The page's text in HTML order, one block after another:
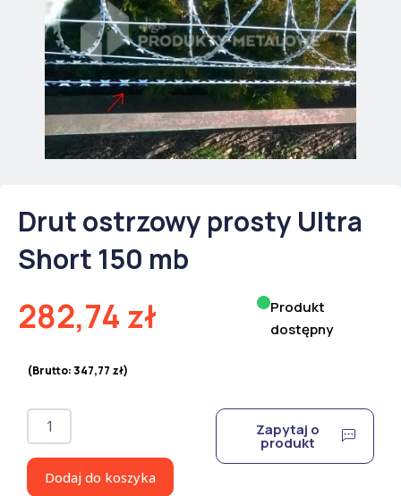
Drut ostrzowy prosty Ultra
Short 150 mb
282,74 zł
(Brutto: 347,77 zł)
Produkt
dostępny
ilość
Drut
prosty
Ultra
Dodaj do koszyka
Zapytaj o
produkt